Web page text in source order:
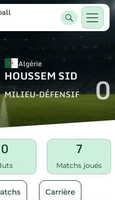
Algérie
HOUSSEM SID
MILIEU-DÉFENSIF 0
0 7
Matchs joués
Carrière